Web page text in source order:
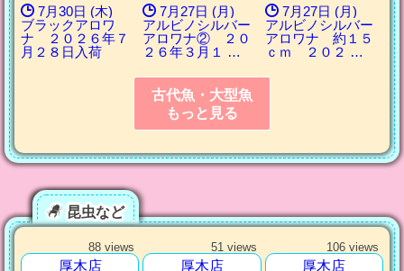
7月30日 (木)
ブラックアロワ
ナ ２０２６年７
月２８日入荷
7月27日 (月)
アルビノシルバー
アロワナ② ２０
２６年３月１ …
7月27日 (月)
アルビノシルバー
アロワナ 約１５
ｃｍ ２０２ …
古代魚・大型魚
もっと見る
昆虫など
88 views
厚木店
51 views
厚木店
106 views
厚木店